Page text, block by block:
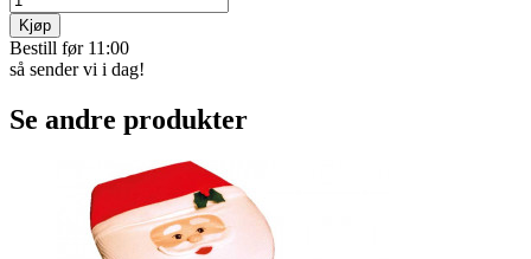
Kjøp
Bestill før 11:00
så sender vi i dag!
Se andre produkter